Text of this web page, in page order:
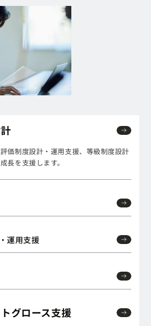
価制度設計・運用支援、等級制度設計
長を支援します。
運用支援
運用支援
グロース支援